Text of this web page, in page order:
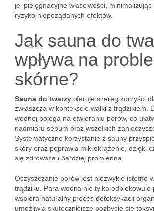
jej pielęgnacyjne właściwości,
ryzyko niepożądanych efektów.
Jak sauna do
wpływa na
skórne?
Sauna do twarzy oferuje szereg korzyści
zwłaszcza w kontekście walki z trądzikiem.
wodnej polega na otwieraniu porów, co
nadmiaru sebum oraz wszelkich
Systematyczne korzystanie z sauny
skóry oraz poprawia mikrokrążenie, dzięki
się zdrowsza i bardziej promienna.
Oczyszczanie porów jest niezwykle istotne
trądziku. Para wodna nie tylko odblokowuje
wspiera naturalny proces detoksykacji
umożliwia skuteczniejsze pozbycie się